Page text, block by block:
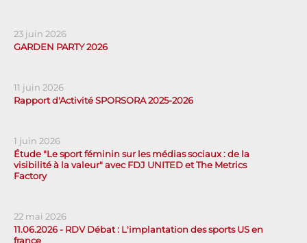
23 juin 2026
GARDEN PARTY 2026
11 juin 2026
Rapport d'Activité SPORSORA 2025-2026
1 juin 2026
Étude "Le sport féminin sur les médias sociaux : de la
visibilité à la valeur" avec FDJ UNITED et The Metrics
Factory
22 mai 2026
11.06.2026 - RDV Débat : L'implantation des sports US en
france